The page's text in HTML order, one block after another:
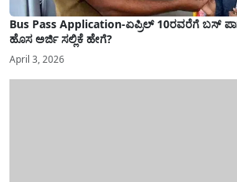
Bus Pass Application-ಏಪ್ರಿಲ್ 10ರವರೆಗೆ ಬಸ್
ಹೊಸ ಅರ್ಜಿ ಸಲ್ಲಿಕೆ ಹೇಗೆ?
April 3, 2026